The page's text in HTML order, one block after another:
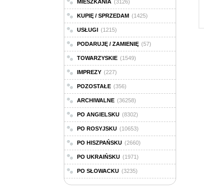
MIESZKANIA (3126)
KUPIĘ / SPRZEDAM (1425)
USŁUGI (1215)
PODARUJĘ / ZAMIENIĘ (57)
TOWARZYSKIE (1549)
IMPREZY (227)
POZOSTAŁE (356)
ARCHIWALNE (36258)
PO ANGIELSKU (8302)
PO ROSYJSKU (10653)
PO HISZPAŃSKU (2660)
PO UKRAIŃSKU (1971)
PO SŁOWACKU (3235)